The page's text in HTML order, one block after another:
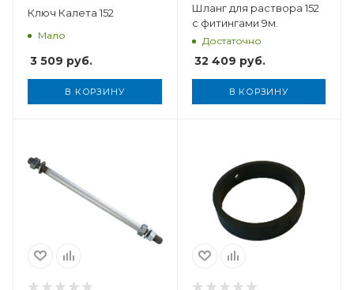
Ключ Калета 152
Мало
3 509 руб.
В КОРЗИНУ
Шланг для раствора 152
с фитингами 9м.
Достаточно
32 409 руб.
В КОРЗИНУ